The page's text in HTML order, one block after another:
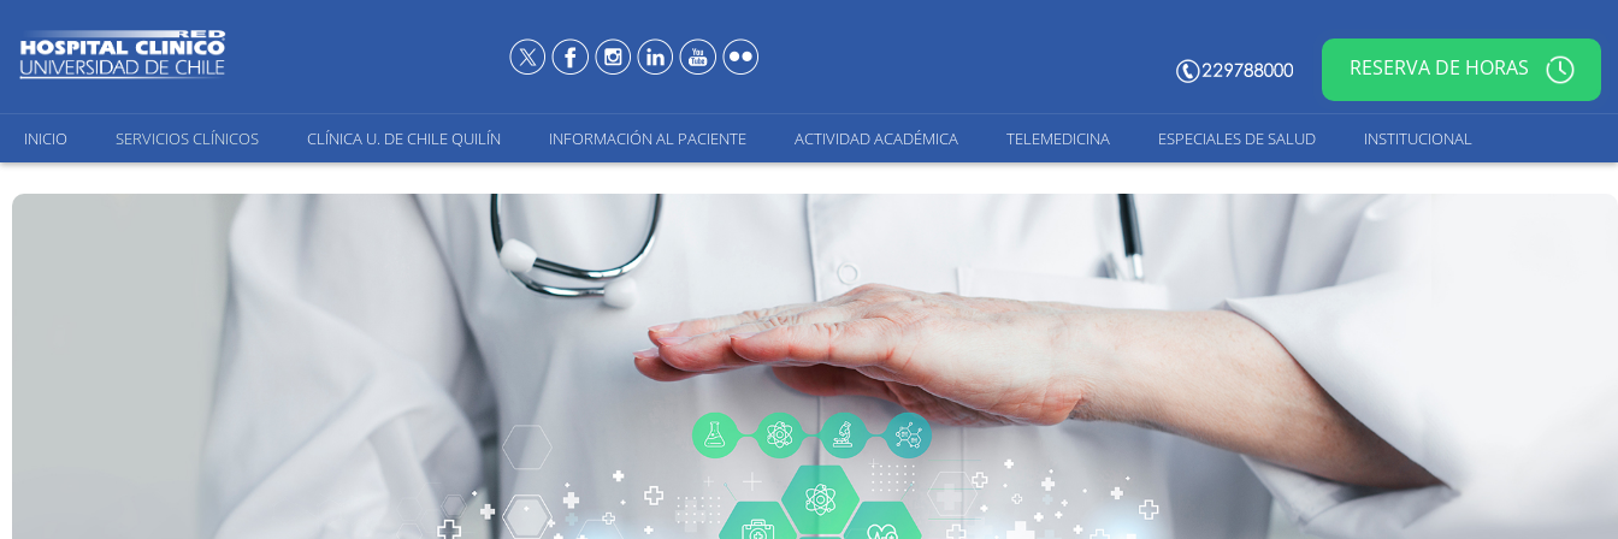
RESERVA DE HORAS
INICIO SERVICIOS CLÍNICOS CLÍNICA U. DE CHILE QUILÍN INFORMACIÓN AL PACIENTE ACTIVIDAD ACADÉMICA TELEMEDICINA ESPECIALES DE SALUD INSTITUCIONAL